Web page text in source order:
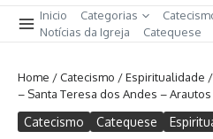
Inicio Categorias
Notícias da Igreja
Catequese
Home /Catecismo /Espiritualidade /
– Santa Teresa dos Andes –
Catecismo Catequese